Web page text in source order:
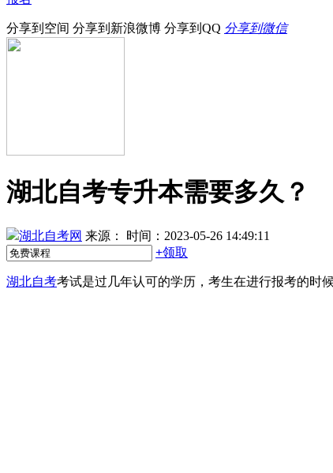
分享到空间 分享到新浪微博 分享到QQ 分享到微信
湖北自考专升本需要多久？
湖北自考网 来源：
时间：2023-05-26 14:49:11
+领取
湖北自考考试是过几年认可的学历，考生在进行报考的时